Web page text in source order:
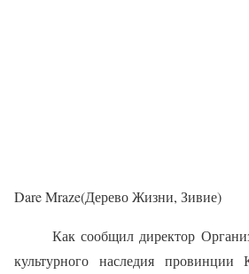
Dare Mraze(Дерево Жизни, Зивие)
Как сообщил директор
культурного наследия провинции